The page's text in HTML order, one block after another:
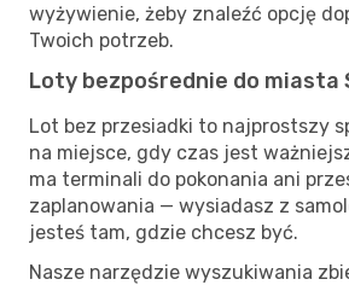
wyżywienie, żeby znaleźć opcję
Twoich potrzeb.
Loty bezpośrednie do miasta
Lot bez przesiadki to najprostszy
na miejsce, gdy czas jest
ma terminali do pokonania ani
zaplanowania — wysiadasz z
jesteś tam, gdzie chcesz być.
Nasze narzędzie wyszukiwania